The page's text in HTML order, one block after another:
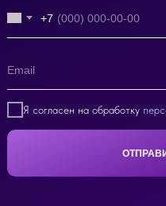
+7
Я согласен на обработку